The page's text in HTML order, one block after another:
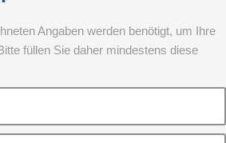
Angaben werden benötigt, um Ihre
füllen Sie daher mindestens diese